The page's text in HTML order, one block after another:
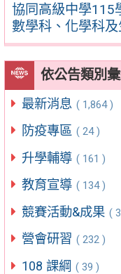
協同高級中學115
數學科、化學科及
依公告類別
最新消息 ( 1,864 )
防疫專區 ( 24 )
升學輔導 ( 161 )
教育宣導 ( 134 )
競賽活動&成果 (
營會研習 ( 232 )
108 課綱 ( 39 )